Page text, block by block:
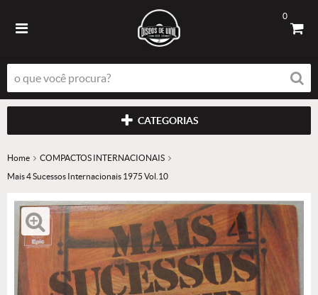
0
CATEGORIAS
Home
COMPACTOS INTERNACIONAIS
Mais 4 Sucessos Internacionais 1975 Vol.10